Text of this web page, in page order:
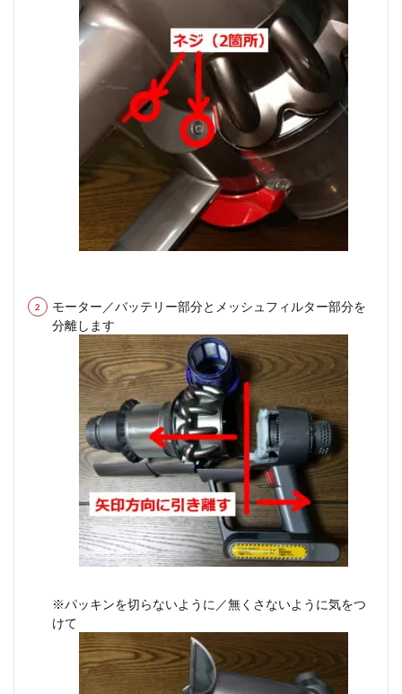
モーター／バッテリー部分とメッシュフィルター部分を
分離します
※パッキンを切らないように／無くさないように気をつ
けて